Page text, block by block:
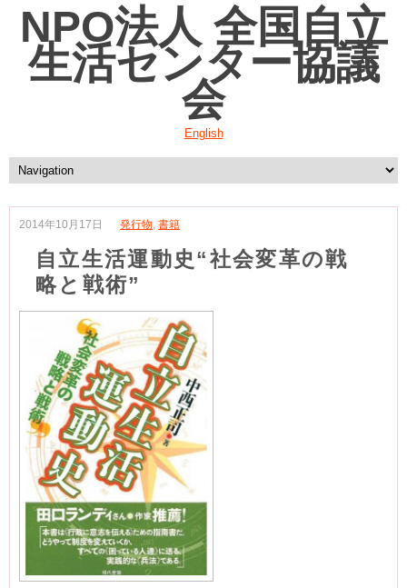
NPO法人 全国自立
生活センター協議
会
English
2014年10月17日 発行物, 書籍
自立生活運動史“社会変革の戦
略と戦術”